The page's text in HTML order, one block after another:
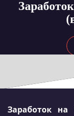
Заработок